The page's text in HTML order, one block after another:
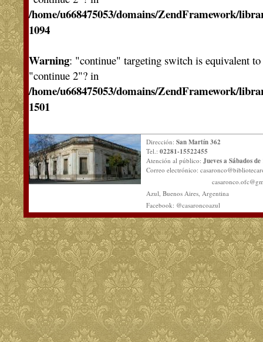
/home/u668475053/domains/ZendFramework/
1094
Warning: "continue" targeting switch is equivalent
"continue 2"? in
/home/u668475053/domains/ZendFramework/
1501
Dirección: San Martín 362
Tel.: 02281-15522455
Atención al público: Jueves a Sábados
Correo electrónico:
Azul, Buenos Aires, Argentina
Facebook: @casaroncoazul